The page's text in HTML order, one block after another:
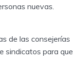
nuevas.
de las consejerías
sindicatos para que